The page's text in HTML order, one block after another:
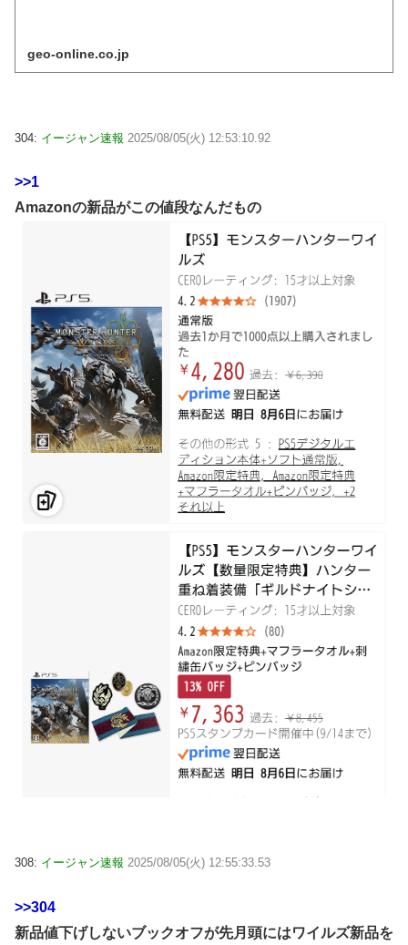
geo-online.co.jp
304: イージャン速報 2025/08/05(火) 12:53:10.92
>>1
Amazonの新品がこの値段なんだもの
308: イージャン速報 2025/08/05(火) 12:55:33.53
>>304
新品値下げしないブックオフが先月頭にはワイルズ新品を